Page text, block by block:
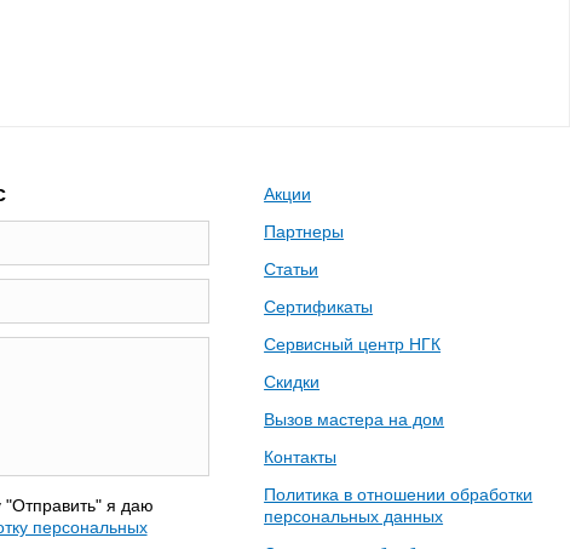
я даю
персональных
Акции
Партнеры
Статьи
Сертификаты
Сервисный центр НГК
Скидки
Вызов мастера на дом
Контакты
Политика в отношении обработки
персональных данных